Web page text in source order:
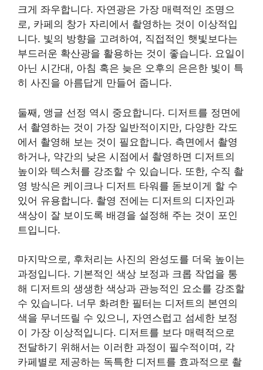
크게 좌우합니다. 자연광은 가장 매력적인 조명으
로, 카페의 창가 자리에서 촬영하는 것이 이상적입
니다. 빛의 방향을 고려하여, 직접적인 햇빛보다는
부드러운 확산광을 활용하는 것이 좋습니다. 요일이
아닌 시간대, 아침 혹은 늦은 오후의 은은한 빛이 특
히 사진을 아름답게 만들어 줍니다.
둘째, 앵글 선정 역시 중요합니다. 디저트를 정면에
서 촬영하는 것이 가장 일반적이지만, 다양한 각도
에서 촬영해 보는 것이 필요합니다. 측면에서 촬영
하거나, 약간의 낮은 시점에서 촬영하면 디저트의
높이와 텍스처를 강조할 수 있습니다. 또한, 수직 촬
영 방식은 케이크나 디저트 타워를 돋보이게 할 수
있어 유용합니다. 촬영 전에는 디저트의 디자인과
색상이 잘 보이도록 배경을 설정해 주는 것이 포인
트입니다.
마지막으로, 후처리는 사진의 완성도를 더욱 높이는
과정입니다. 기본적인 색상 보정과 크롭 작업을 통
해 디저트의 생생한 색상과 관능적인 요소를 강조할
수 있습니다. 너무 화려한 필터는 디저트의 본연의
색을 무너뜨릴 수 있으니, 자연스럽고 섬세한 보정
이 가장 이상적입니다. 디저트를 보다 매력적으로
전달하기 위해서는 이러한 과정이 필수적이며, 각
카페별로 제공하는 독특한 디저트를 효과적으로 촬